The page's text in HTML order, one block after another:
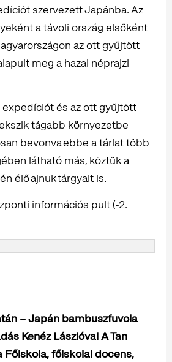
szervezett Japánba. Az
a távoli ország elsőként
az ott gyűjtött
meg a hazai néprajzi
expedíciót és az ott gyűjtött
tágabb környezetbe
bevonva ebbe a tárlat több
látható más, köztük a
élő ajnuk tárgyait is.
információs pult (-2.
– Japán bambuszfuvola
Kenéz Lászlóval A Tan
Főiskola, főiskolai docens,